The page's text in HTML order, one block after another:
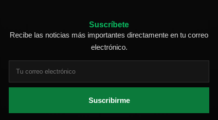
Suscríbete
Recibe las noticias más importantes directamente en tu correo
electrónico.
Suscribirme